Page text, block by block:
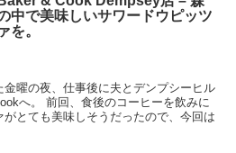
中で美味しいサワードウピッツ
ァを。
曜の夜、仕事後に夫とデンプシーヒル
へ。 前回、食後のコーヒーを飲みに
とても美味しそうだったので、今回は